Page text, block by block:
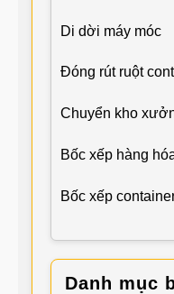
Di dời máy móc
Đóng rút ruột
Chuyển kho
Bốc xếp hàng
Bốc xếp
Danh mục